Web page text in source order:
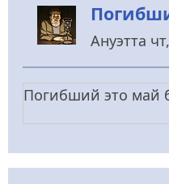
від
Psix
Ануэтта
Погибший это май